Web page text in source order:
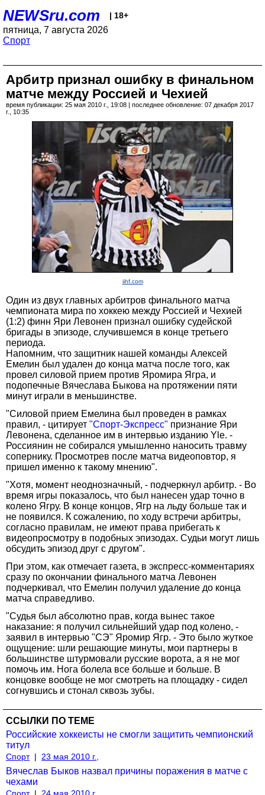
NEWSru.com | 18+
пятница, 7 августа 2026
Спорт
Арбитр признал ошибку в финальном
матче между Россией и Чехией
время публикации: 25 мая 2010 г., 19:08 | последнее обновление: 07 декабря 2017
г., 10:35
iihf.com
Один из двух главных арбитров финального матча
чемпионата мира по хоккею между Россией и Чехией
(1:2) финн Яри Левонен признал ошибку судейской
бригады в эпизоде, случившемся в конце третьего
периода.
Напомним, что защитник нашей команды Алексей
Емелин был удален до конца матча после того, как
провел силовой прием против Яромира Ягра, и
подопечные Вячеслава Быкова на протяжении пяти
минут играли в меньшинстве.
"Силовой прием Емелина был проведен в рамках
правил, - цитирует "Спорт-Экспресс" признание Яри
Левонена, сделанное им в интервью изданию Yle. -
Россиянин не собирался умышленно наносить травму
сопернику. Просмотрев после матча видеоповтор, я
пришел именно к такому мнению".
"Хотя, момент неоднозначный, - подчеркнул арбитр. - Во
время игры показалось, что был нанесен удар точно в
колено Ягру. В конце концов, Ягр на льду больше так и
не появился. К сожалению, по ходу встречи арбитры,
согласно правилам, не имеют права прибегать к
видеопросмотру в подобных эпизодах. Судьи могут лишь
обсудить эпизод друг с другом".
При этом, как отмечает газета, в экспресс-комментариях
сразу по окончании финального матча Левонен
подчеркивал, что Емелин получил удаление до конца
матча справедливо.
"Судья был абсолютно прав, когда вынес такое
наказание: я получил сильнейший удар под колено, -
заявил в интервью "СЭ" Яромир Ягр. - Это было жуткое
ощущение: шли решающие минуты, мои партнеры в
большинстве штурмовали русские ворота, а я не мог
помочь им. Нога болела все больше и больше. В
концовке вообще не мог смотреть на площадку - сидел
согнувшись и стонал сквозь зубы.
ССЫЛКИ ПО ТЕМЕ
Российские хоккеисты не смогли защитить чемпионский
титул
Спорт | 23 мая 2010 г.,
Вячеслав Быков назвал причины поражения в матче с
чехами
Спорт | 24 мая 2010 г.,